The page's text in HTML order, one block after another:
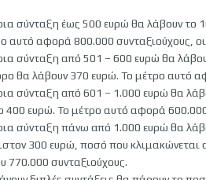
σύνταξη έως 500 ευρώ θα λάβουν
αυτό αφορά 800.000 συνταξιούχους,
σύνταξη από 501 – 600 ευρώ θα
θα λάβουν 370 ευρώ. Το μέτρο αυτό
σύνταξη από 601 – 1.000 ευρώ θα
ευρώ. Το μέτρο αυτό αφορά
σύνταξη πάνω από 1.000 ευρώ θα
300 ευρώ, ποσό που κλιμακώνεται
770.000 συνταξιούχους.